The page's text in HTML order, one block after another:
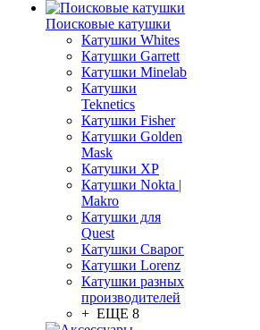
Поисковые катушки
Катушки Whites
Катушки Garrett
Катушки Minelab
Катушки
Teknetics
Катушки Fisher
Катушки Golden
Mask
Катушки XP
Катушки Nokta |
Makro
Катушки для
Quest
Катушки Сварог
Катушки Lorenz
Катушки разных
производителей
+ ЕЩЕ 8